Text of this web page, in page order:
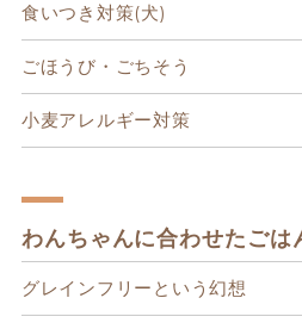
食いつき対策(犬)
ごほうび・ごちそう
小麦アレルギー対策
わんちゃんに合わせたごは
グレインフリーという幻想